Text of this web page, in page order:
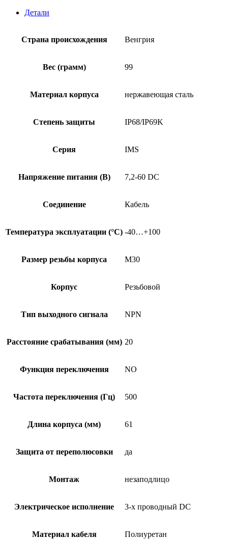
Детали
Страна происхождения Венгрия
Вес (грамм) 99
Материал корпуса нержавеющая сталь
Степень защиты IP68/IP69K
Серия IMS
Напряжение питания (В) 7,2-60 DC
Соединение Кабель
Температура эксплуатации (°C) -40…+100
Размер резьбы корпуса M30
Корпус Резьбовой
Тип выходного сигнала NPN
Расстояние срабатывания (мм) 20
Функция переключения NO
Частота переключения (Гц) 500
Длина корпуса (мм) 61
Защита от переполюсовки да
Монтаж незаподлицо
Электрическое исполнение 3-х проводный DC
Материал кабеля Полиуретан